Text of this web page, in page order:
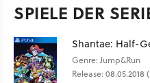
SPIELE DER
Shantae: Half-
Genre: Jump&Run
Release: 08.05.2018